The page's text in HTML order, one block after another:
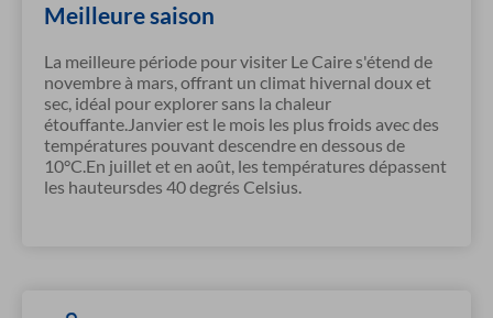
Meilleure saison
La meilleure période pour visiter Le Caire s'étend de
novembre à mars, offrant un climat hivernal doux et
sec, idéal pour explorer sans la chaleur
étouffante.Janvier est le mois les plus froids avec des
températures pouvant descendre en dessous de
10°C.En juillet et en août, les températures dépassent
les hauteursdes 40 degrés Celsius.